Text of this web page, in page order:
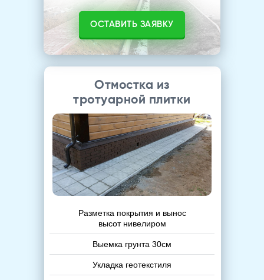
ОСТАВИТЬ ЗАЯВКУ
Отмостка из
тротуарной плитки
Разметка покрытия и вынос
высот нивелиром
Выемка грунта 30см
Укладка геотекстиля